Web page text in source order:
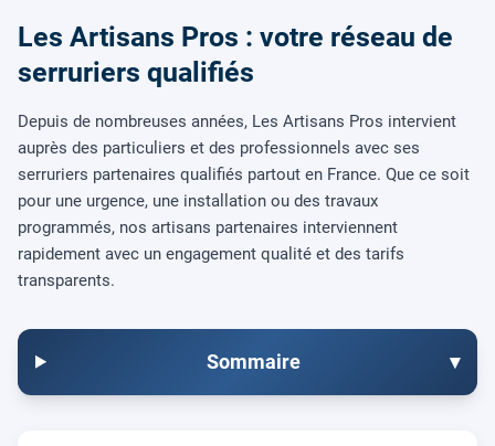
Les Artisans Pros : votre réseau de
serruriers qualifiés
Depuis de nombreuses années, Les Artisans Pros intervient
auprès des particuliers et des professionnels avec ses
serruriers partenaires qualifiés partout en France. Que ce soit
pour une urgence, une installation ou des travaux
programmés, nos artisans partenaires interviennent
rapidement avec un engagement qualité et des tarifs
transparents.
Sommaire ▾